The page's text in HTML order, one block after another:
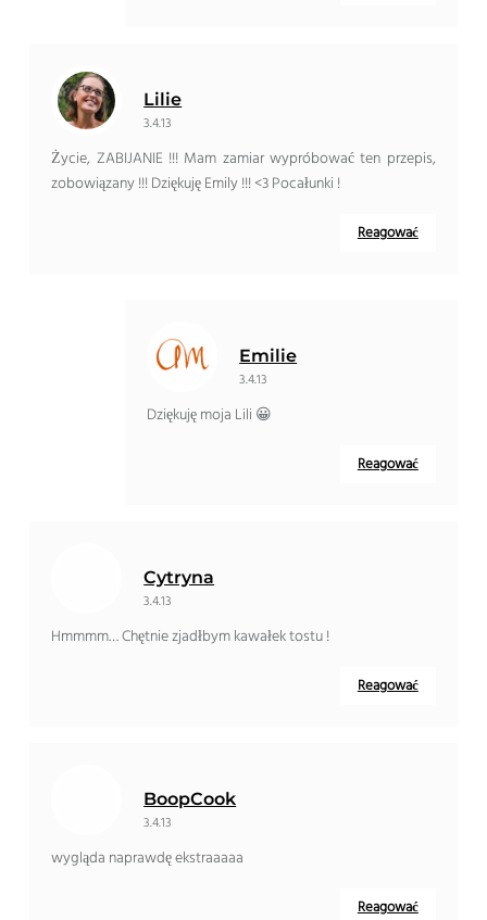
Lilie
3.4.13
Życie, ZABIJANIE !!! Mam zamiar wypróbować ten przepis,
zobowiązany !!! Dziękuję Emily !!! <3 Pocałunki !
Reagować
Emilie
3.4.13
Dziękuję moja Lili 😀
Reagować
Cytryna
3.4.13
Hmmmm… Chętnie zjadłbym kawałek tostu !
Reagować
BoopCook
3.4.13
wygląda naprawdę ekstraaaaa
Reagować